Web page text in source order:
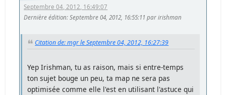
Septembre 04, 2012, 16:49:07
Dernière édition: Septembre 04, 2012, 16:55:11 par irishman
Citation de: mgr le Septembre 04, 2012, 16:27:39
Yep Irishman, tu as raison, mais si entre-temps
ton sujet bouge un peu, ta map ne sera pas
optimisée comme elle l'est en utilisant l'astuce qui